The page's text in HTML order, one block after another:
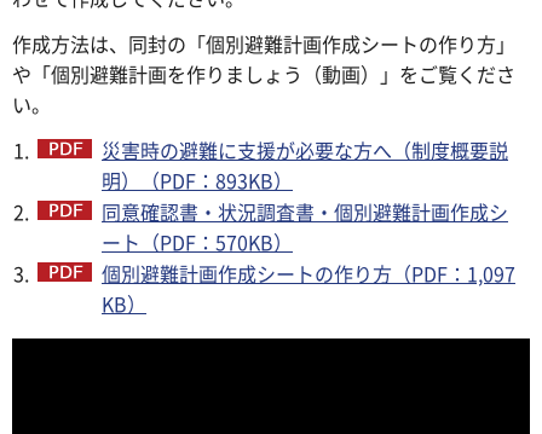
作成方法は、同封の「個別避難計画作成シートの作り方」
や「個別避難計画を作りましょう（動画）」をご覧くださ
い。
災害時の避難に支援が必要な方へ（制度概要説
明）（PDF：893KB）
同意確認書・状況調査書・個別避難計画作成シ
ート（PDF：570KB）
個別避難計画作成シートの作り方（PDF：1,097
KB）